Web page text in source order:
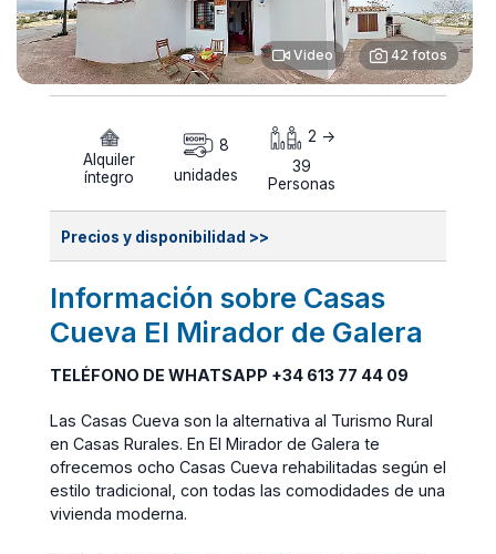
Video 42 fotos
Alquiler
íntegro
8
unidades
2 ->
39
Personas
Precios y disponibilidad >>
Información sobre Casas
Cueva El Mirador de Galera
TELÉFONO DE WHATSAPP +34 613 77 44 09
Las Casas Cueva son la alternativa al Turismo Rural
en Casas Rurales. En El Mirador de Galera te
ofrecemos ocho Casas Cueva rehabilitadas según el
estilo tradicional, con todas las comodidades de una
vivienda moderna.